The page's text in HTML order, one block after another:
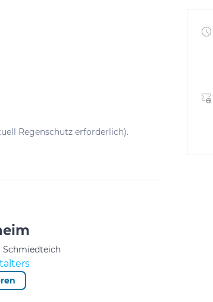
Regenschutz erforderlich).
Schmiedteich